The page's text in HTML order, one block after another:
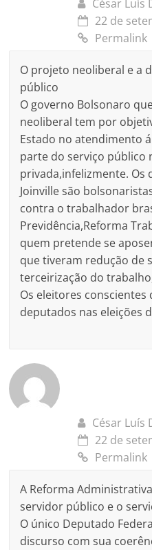
César Luís
22 de
Permalink
O projeto neoliberal e a
público
O governo Bolsonaro
neoliberal tem por
Estado no atendimento
parte do serviço público
privada,infelizmente. Os
Joinville são
contra o trabalhador
Previdência,Reforma
quem pretende se
que tiveram redução de
terceirização do
Os eleitores
deputados nas eleições
César Luís
22 de
Permalink
A Reforma
servidor público e o
O único Deputado
discurso com sua